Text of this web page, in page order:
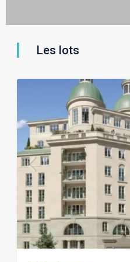
Les lots